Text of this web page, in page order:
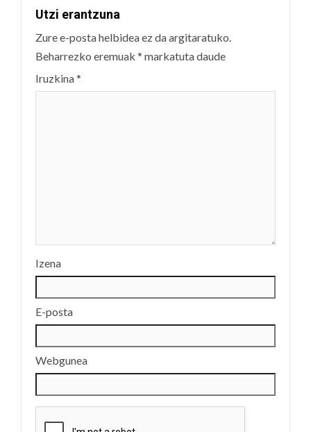
Utzi erantzuna
Zure e-posta helbidea ez da argitaratuko.
Beharrezko eremuak * markatuta daude
Iruzkina*
Izena
E-posta
Webgunea